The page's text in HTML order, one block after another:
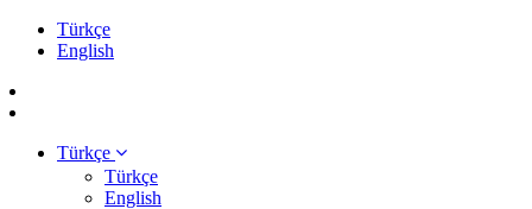
Türkçe
English
Türkçe
Türkçe
English